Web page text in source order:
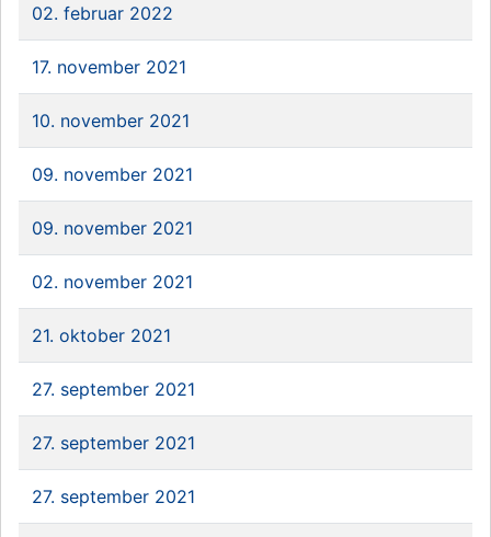
02. februar 2022
17. november 2021
10. november 2021
09. november 2021
09. november 2021
02. november 2021
21. oktober 2021
27. september 2021
27. september 2021
27. september 2021